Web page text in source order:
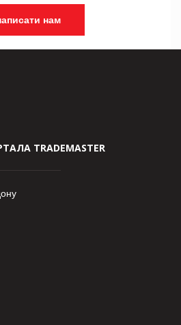
нам
TRADEMASTER